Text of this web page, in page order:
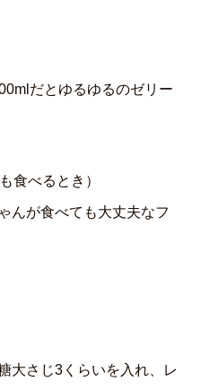
だとゆるゆるのゼリー
食べるとき）
んが食べても大丈夫なフ
大さじ3くらいを入れ、レ